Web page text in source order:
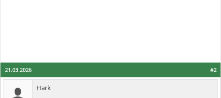
#2
21.03.2026
Hark